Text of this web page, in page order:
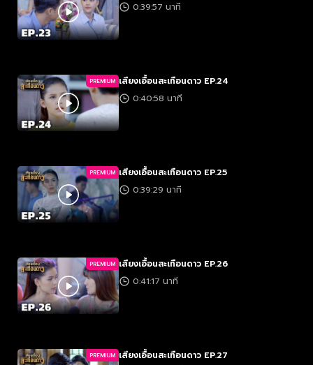
0:39:57 นาที
PREMIUM เสียงเอื้อนสะเทือนดาว EP.24
0:40:58 นาที
PREMIUM เสียงเอื้อนสะเทือนดาว EP.25
0:39:29 นาที
PREMIUM เสียงเอื้อนสะเทือนดาว EP.26
0:41:17 นาที
PREMIUM เสียงเอื้อนสะเทือนดาว EP.27